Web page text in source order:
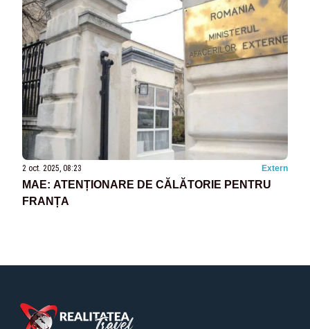
2 oct. 2025, 08:23 Extern
MAE: ATENȚIONARE DE CĂLĂTORIE PENTRU
FRANȚA